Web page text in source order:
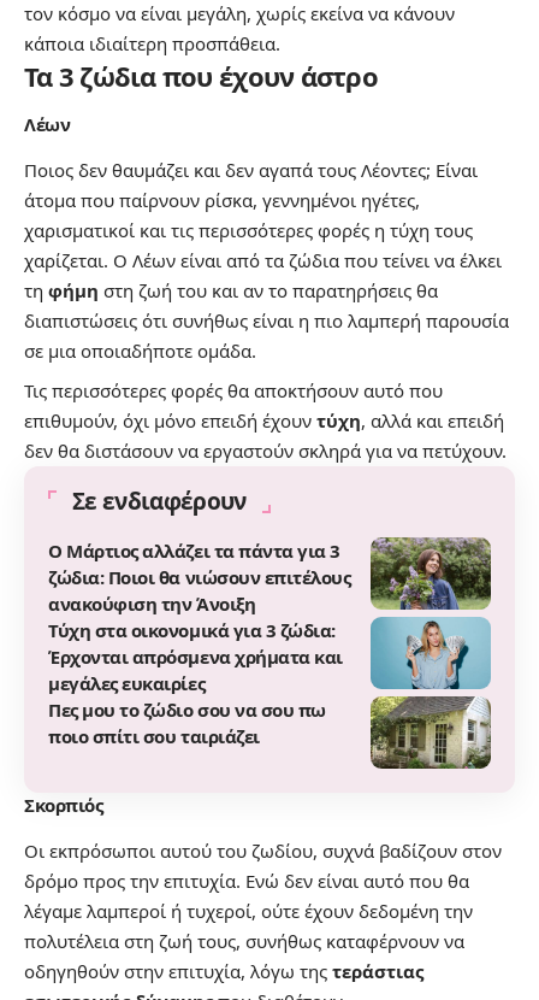
τον κόσμο να είναι μεγάλη, χωρίς εκείνα να κάνουν
κάποια ιδιαίτερη προσπάθεια.
Τα 3 ζώδια που έχουν άστρο
Λέων
Ποιος δεν θαυμάζει και δεν αγαπά τους Λέοντες; Είναι
άτομα που παίρνουν ρίσκα, γεννημένοι ηγέτες,
χαρισματικοί και τις περισσότερες φορές η τύχη τους
χαρίζεται. Ο Λέων είναι από τα ζώδια που τείνει να έλκει
τη φήμη στη ζωή του και αν το παρατηρήσεις θα
διαπιστώσεις ότι συνήθως είναι η πιο λαμπερή παρουσία
σε μια οποιαδήποτε ομάδα.
Τις περισσότερες φορές θα αποκτήσουν αυτό που
επιθυμούν, όχι μόνο επειδή έχουν τύχη, αλλά και επειδή
δεν θα διστάσουν να εργαστούν σκληρά για να πετύχουν.
Σε ενδιαφέρουν
Ο Μάρτιος αλλάζει τα πάντα για 3
ζώδια: Ποιοι θα νιώσουν επιτέλους
ανακούφιση την Άνοιξη
Τύχη στα οικονομικά για 3 ζώδια:
Έρχονται απρόσμενα χρήματα και
μεγάλες ευκαιρίες
Πες μου το ζώδιο σου να σου πω
ποιο σπίτι σου ταιριάζει
Σκορπιός
Οι εκπρόσωποι αυτού του ζωδίου, συχνά βαδίζουν στον
δρόμο προς την επιτυχία. Ενώ δεν είναι αυτό που θα
λέγαμε λαμπεροί ή τυχεροί, ούτε έχουν δεδομένη την
πολυτέλεια στη ζωή τους, συνήθως καταφέρνουν να
οδηγηθούν στην επιτυχία, λόγω της τεράστιας